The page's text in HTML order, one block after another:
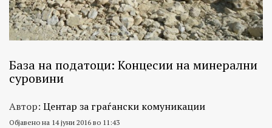
База на податоци: Концесии на минерални
суровини
Автор: Центар за граѓански комуникации
Објавено на 14 јуни 2016 во 11:43